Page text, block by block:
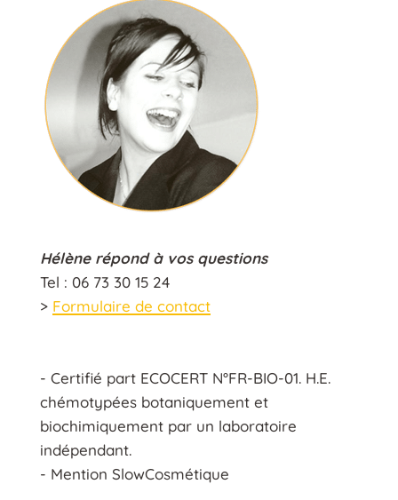
Hélène répond à vos questions
Tel : 06 73 30 15 24
> Formulaire de contact
- Certifié part ECOCERT N°FR-BIO-01. H.E.
chémotypées botaniquement et
biochimiquement par un laboratoire
indépendant.
- Mention SlowCosmétique